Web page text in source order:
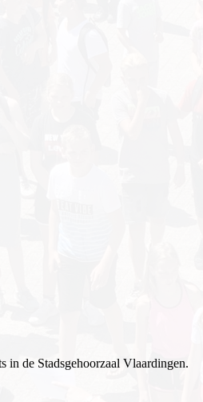
in de Stadsgehoorzaal Vlaardingen.